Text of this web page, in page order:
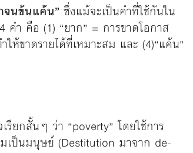
จนข้นแค้น” ซึ่งแม้จะเป็นคำที่ใช้กันใน
ำ คือ (1) “ยาก” = การขาดโอกาส
ห้ขาดรายได้ที่เหมาะสม และ (4)“แค้น”
ยกสั้นๆ ว่า “poverty” โดยใช้การ
เป็นมนุษย์ (Destitution มาจาก de-